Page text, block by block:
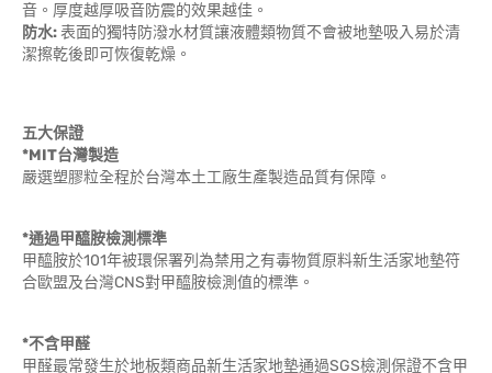
音。厚度越厚吸音防震的效果越佳。
防水: 表面的獨特防潑水材質讓液體類物質不會被地墊吸入易於清
潔擦乾後即可恢復乾燥。
五大保證
*MIT台灣製造
嚴選塑膠粒全程於台灣本土工廠生產製造品質有保障。
*通過甲醯胺檢測標準
甲醯胺於101年被環保署列為禁用之有毒物質原料新生活家地墊符
合歐盟及台灣CNS對甲醯胺檢測值的標準。
*不含甲醛
甲醛最常發生於地板類商品新生活家地墊通過SGS檢測保證不含甲